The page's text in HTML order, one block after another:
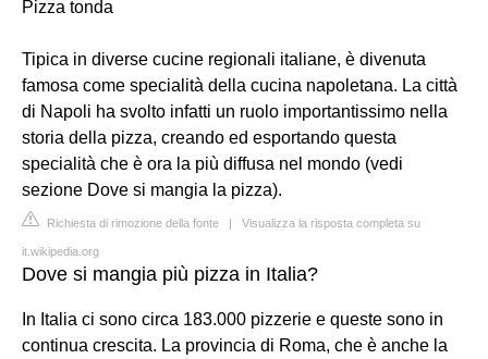
Pizza tonda
Tipica in diverse cucine regionali italiane, è divenuta
famosa come specialità della cucina napoletana. La città
di Napoli ha svolto infatti un ruolo importantissimo nella
storia della pizza, creando ed esportando questa
specialità che è ora la più diffusa nel mondo (vedi
sezione Dove si mangia la pizza).
Richiesta di rimozione della fonte | Visualizza la risposta completa su
it.wikipedia.org
Dove si mangia più pizza in Italia?
In Italia ci sono circa 183.000 pizzerie e queste sono in
continua crescita. La provincia di Roma, che è anche la